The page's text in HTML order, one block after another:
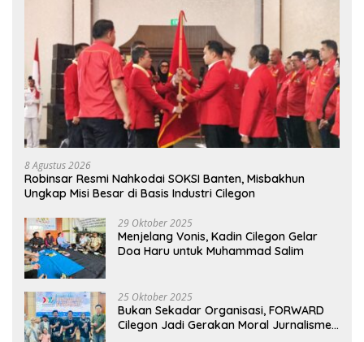
8 Agustus 2026
Robinsar Resmi Nahkodai SOKSI Banten, Misbakhun
Ungkap Misi Besar di Basis Industri Cilegon
29 Oktober 2025
Menjelang Vonis, Kadin Cilegon Gelar
Doa Haru untuk Muhammad Salim
25 Oktober 2025
Bukan Sekadar Organisasi, FORWARD
Cilegon Jadi Gerakan Moral Jurnalisme